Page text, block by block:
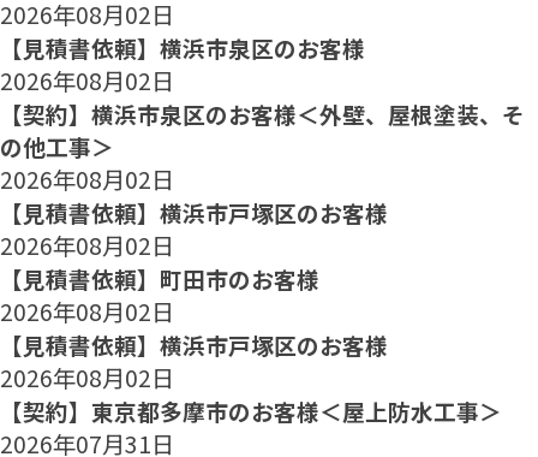
2026年08月02日
【見積書依頼】横浜市泉区のお客様
2026年08月02日
【契約】横浜市泉区のお客様＜外壁、屋根塗装、そ
の他工事＞
2026年08月02日
【見積書依頼】横浜市戸塚区のお客様
2026年08月02日
【見積書依頼】町田市のお客様
2026年08月02日
【見積書依頼】横浜市戸塚区のお客様
2026年08月02日
【契約】東京都多摩市のお客様＜屋上防水工事＞
2026年07月31日